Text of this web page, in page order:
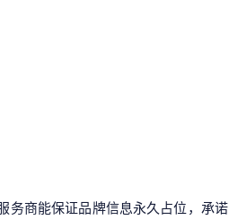
务商能保证品牌信息永久占位，承诺